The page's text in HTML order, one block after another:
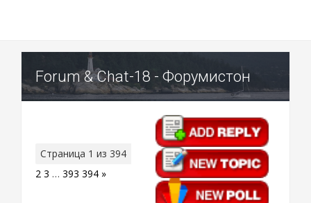
Forum & Chat-18 - Форумистон
Страница 1 из 394
2 3 … 393 394 »